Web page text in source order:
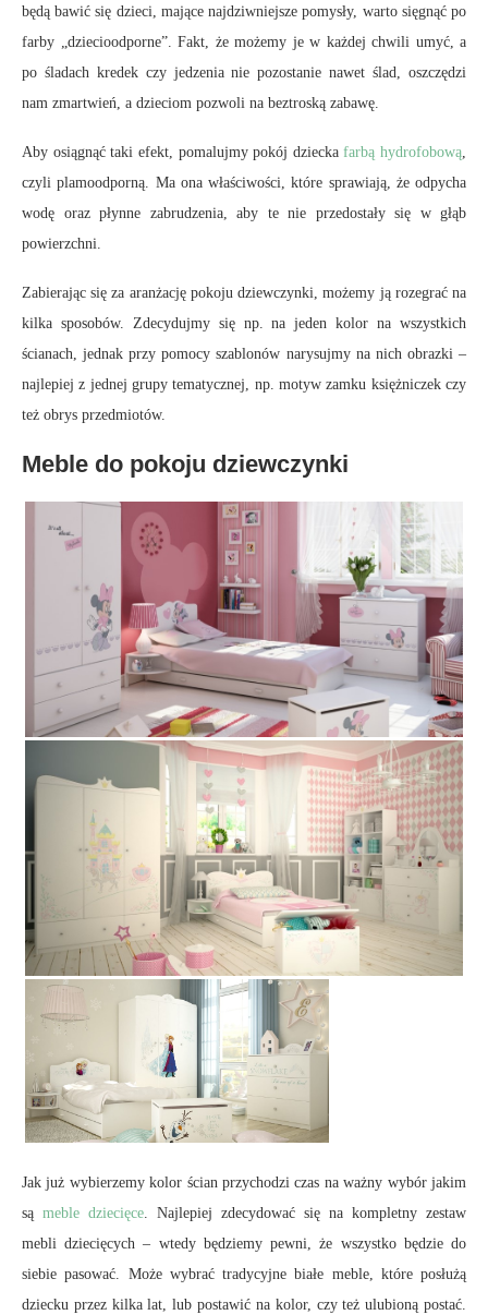
będą bawić się dzieci, mające najdziwniejsze pomysły, warto sięgnąć po
farby „dziecioodporne”. Fakt, że możemy je w każdej chwili umyć, a
po śladach kredek czy jedzenia nie pozostanie nawet ślad, oszczędzi
nam zmartwień, a dzieciom pozwoli na beztroską zabawę.
Aby osiągnąć taki efekt, pomalujmy pokój dzieckafarbą hydrofobową,
czyli plamoodporną. Ma ona właściwości, które sprawiają, że odpycha
wodę oraz płynne zabrudzenia, aby te nie przedostały się w głąb
powierzchni.
Zabierając się za aranżację pokoju dziewczynki, możemy ją rozegrać na
kilka sposobów. Zdecydujmy się np. na jeden kolor na wszystkich
ścianach, jednak przy pomocy szablonów narysujmy na nich obrazki –
najlepiej z jednej grupy tematycznej, np. motyw zamku księżniczek czy
też obrys przedmiotów.
Meble do pokoju dziewczynki
Jak już wybierzemy kolor ścian przychodzi czas na ważny wybór jakim
są meble dziecięce. Najlepiej zdecydować się na kompletny zestaw
mebli dziecięcych – wtedy będziemy pewni, że wszystko będzie do
siebie pasować. Może wybrać tradycyjne białe meble, które posłużą
dziecku przez kilka lat, lub postawić na kolor, czy też ulubioną postać.